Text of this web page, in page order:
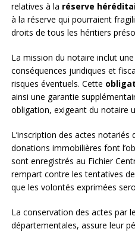
relatives à la réserve
à la réserve qui pourraient
droits de tous les héritiers
La mission du notaire inclut
conséquences juridiques et
risques éventuels. Cette
ainsi une garantie
obligation, exigeant du notaire
L’inscription des actes
donations immobilières font
sont enregistrés au Fichier
rempart contre les tentatives
que les volontés exprimées
La conservation des actes par
départementales, assure leur